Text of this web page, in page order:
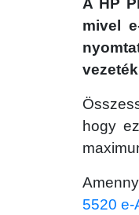
A HP
mivel
hogy
5520 e-